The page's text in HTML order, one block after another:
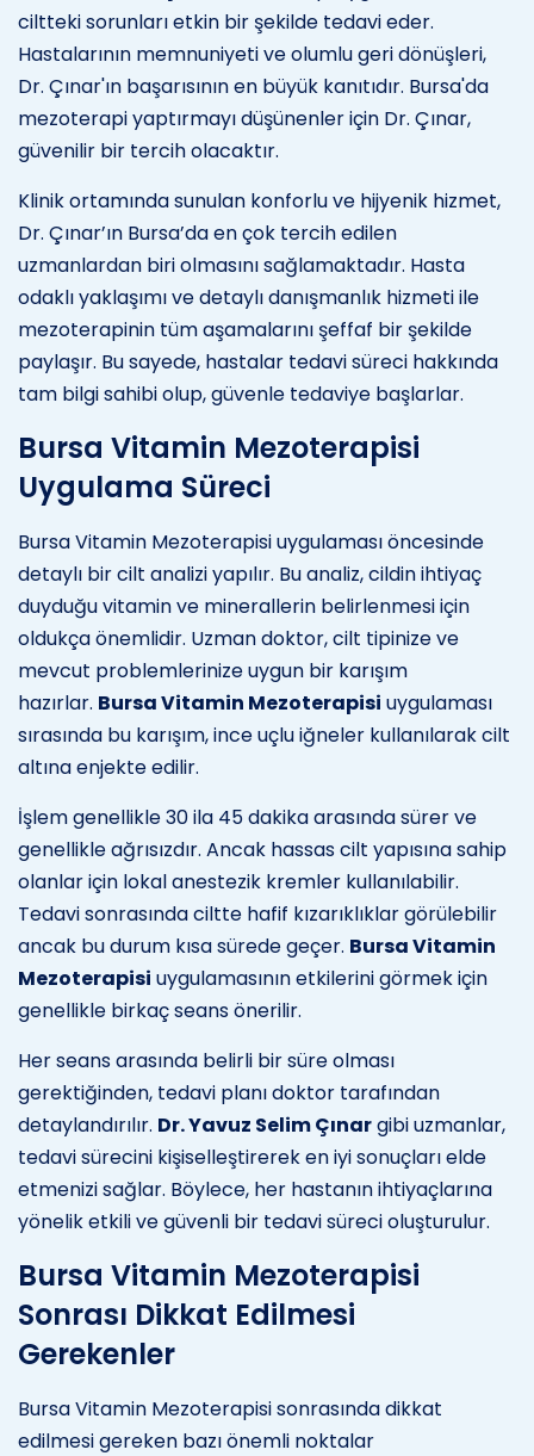
ciltteki sorunları etkin bir şekilde tedavi eder.
Hastalarının memnuniyeti ve olumlu geri dönüşleri,
Dr. Çınar'ın başarısının en büyük kanıtıdır. Bursa'da
mezoterapi yaptırmayı düşünenler için Dr. Çınar,
güvenilir bir tercih olacaktır.
Klinik ortamında sunulan konforlu ve hijyenik hizmet,
Dr. Çınar’ın Bursa’da en çok tercih edilen
uzmanlardan biri olmasını sağlamaktadır. Hasta
odaklı yaklaşımı ve detaylı danışmanlık hizmeti ile
mezoterapinin tüm aşamalarını şeffaf bir şekilde
paylaşır. Bu sayede, hastalar tedavi süreci hakkında
tam bilgi sahibi olup, güvenle tedaviye başlarlar.
Bursa Vitamin Mezoterapisi
Uygulama Süreci
Bursa Vitamin Mezoterapisi uygulaması öncesinde
detaylı bir cilt analizi yapılır. Bu analiz, cildin ihtiyaç
duyduğu vitamin ve minerallerin belirlenmesi için
oldukça önemlidir. Uzman doktor, cilt tipinize ve
mevcut problemlerinize uygun bir karışım
hazırlar. Bursa Vitamin Mezoterapisi uygulaması
sırasında bu karışım, ince uçlu iğneler kullanılarak cilt
altına enjekte edilir.
İşlem genellikle 30 ila 45 dakika arasında sürer ve
genellikle ağrısızdır. Ancak hassas cilt yapısına sahip
olanlar için lokal anestezik kremler kullanılabilir.
Tedavi sonrasında ciltte hafif kızarıklıklar görülebilir
ancak bu durum kısa sürede geçer. Bursa Vitamin
Mezoterapisi uygulamasının etkilerini görmek için
genellikle birkaç seans önerilir.
Her seans arasında belirli bir süre olması
gerektiğinden, tedavi planı doktor tarafından
detaylandırılır. Dr. Yavuz Selim Çınargibi uzmanlar,
tedavi sürecini kişiselleştirerek en iyi sonuçları elde
etmenizi sağlar. Böylece, her hastanın ihtiyaçlarına
yönelik etkili ve güvenli bir tedavi süreci oluşturulur.
Bursa Vitamin Mezoterapisi
Sonrası Dikkat Edilmesi
Gerekenler
Bursa Vitamin Mezoterapisi sonrasında dikkat
edilmesi gereken bazı önemli noktalar